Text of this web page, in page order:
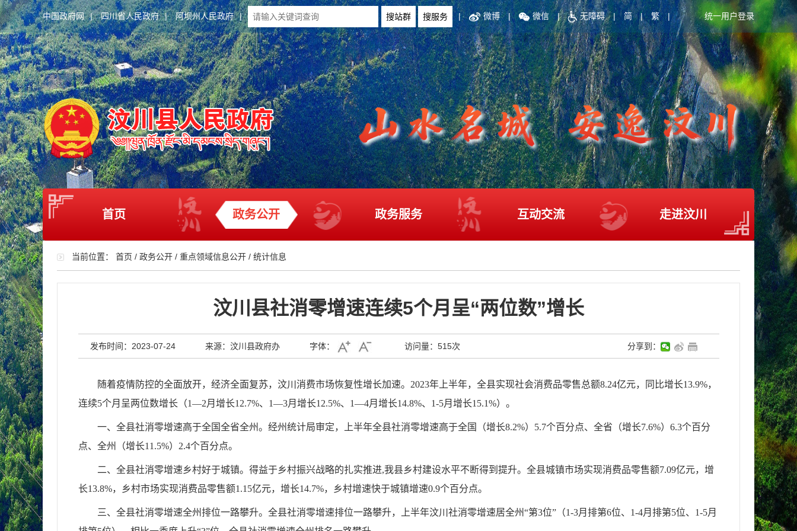
中国政府网 | 四川省人民政府 | 阿坝州人民政府 | | 微博 | 微信 | 无障碍 | 简 | 繁 | 统一用户登录
首页 政务公开 政务服务 互动交流 走进汶川
当前位置： 首页 / 政务公开 / 重点领域信息公开 / 统计信息
汶川县社消零增速连续5个月呈“两位数”增长
发布时间：2023-07-24 来源：汶川县政府办 字体： 访问量： 515次 分享到：
随着疫情防控的全面放开，经济全面复苏，汶川消费市场恢复性增长加速。2023年上半年，全县实现社会消费品零售总额8.24亿元，同比增长13.9%，
连续5个月呈两位数增长（1—2月增长12.7%、1—3月增长12.5%、1—4月增长14.8%、1-5月增长15.1%）。
一、全县社消零增速高于全国全省全州。经州统计局审定，上半年全县社消零增速高于全国（增长8.2%）5.7个百分点、全省（增长7.6%）6.3个百分
点、全州（增长11.5%）2.4个百分点。
二、全县社消零增速乡村好于城镇。得益于乡村振兴战略的扎实推进,我县乡村建设水平不断得到提升。全县城镇市场实现消费品零售额7.09亿元，增
长13.8%，乡村市场实现消费品零售额1.15亿元，增长14.7%，乡村增速快于城镇增速0.9个百分点。
三、全县社消零增速全州排位一路攀升。全县社消零增速排位一路攀升，上半年汶川社消零增速居全州“第3位”（1-3月排第6位、1-4月排第5位、1-5月